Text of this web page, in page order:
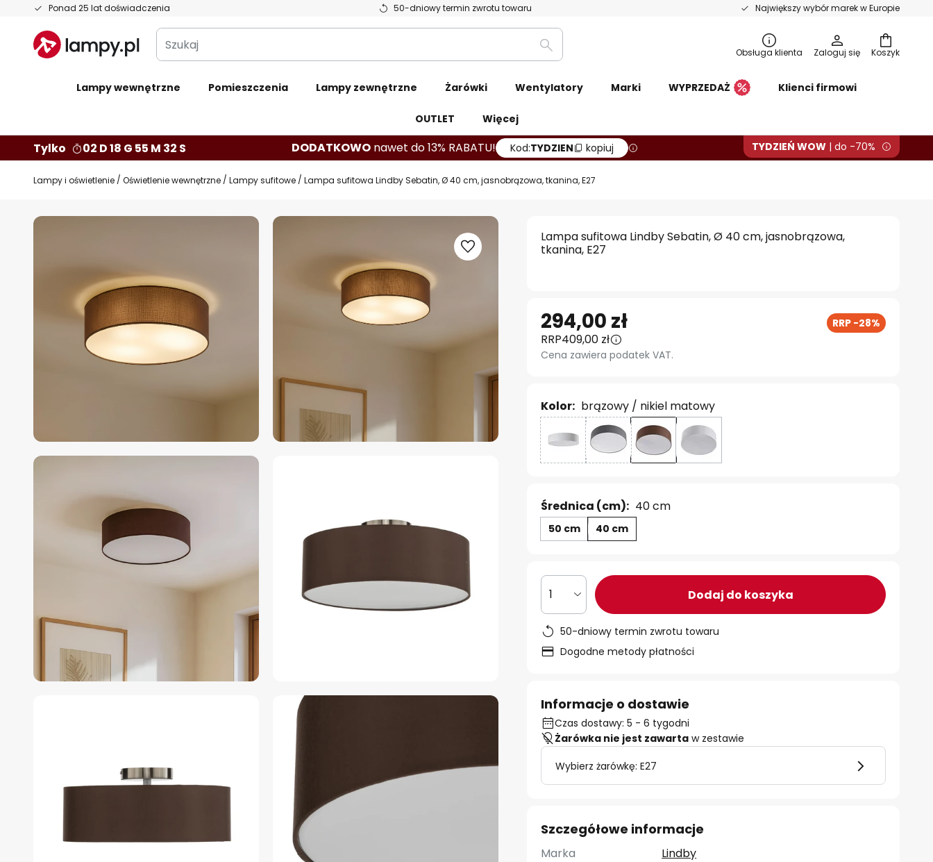
Ponad 25 lat doświadczenia 50-dniowy termin zwrotu towaru Największy wybór marek w Europie
Przejdź
treści
Koszyk
Szukaj
Szukaj
Obsługa klienta Zaloguj się
Lampy wewnętrzne Pomieszczenia Lampy zewnętrzne Żarówki Wentylatory Marki WYPRZEDAŻ Klienci firmowi
OUTLET Więcej
Tylko 02 D 18 G 55 M 31 S DODATKOWO nawet do 13% RABATU! Kod:TYDZIEN kopiuj TYDZIEŃ WOW | do -70%
Lampy i oświetlenie Oświetlenie wewnętrzne Lampy sufitowe Lampa sufitowa Lindby Sebatin, Ø 40 cm, jasnobrązowa, tkanina, E27
Przejdź
Lampa sufitowa Lindby Sebatin, Ø 40 cm, jasnobrązowa,
tkanina, E27
294,00 zł RRP -28%
RRP409,00 zł
Cena zawiera podatek VAT.
Kolor: brązowy / nikiel matowy
Średnica (cm): 40 cm
50 cm 40 cm
1 Dodaj do koszyka
50-dniowy termin zwrotu towaru
Dogodne metody płatności
Informacje o dostawie
Czas dostawy: 5 - 6 tygodni
Żarówka nie jest zawarta w zestawie
Wybierz żarówkę: E27
Szczegółowe informacje
Marka
Lindby